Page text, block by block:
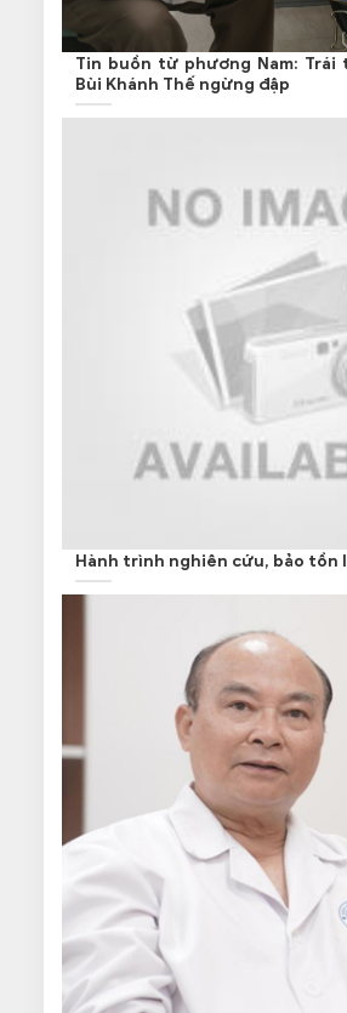
Tin buồn từ phương Nam: Trái
Bùi Khánh Thế ngừng đập
Hành trình nghiên cứu, bảo tồn